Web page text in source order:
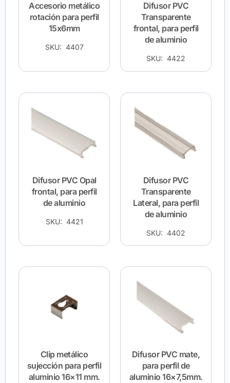
Accesorio metálico
rotación para perfil
15x6mm
SKU: 4407
Difusor PVC
Transparente
frontal, para perfil
de aluminio
SKU: 4422
Difusor PVC Opal
frontal, para perfil
de aluminio
SKU: 4421
Difusor PVC
Transparente
Lateral, para perfil
de aluminio
SKU: 4402
Clip metálico
sujección para perfil
aluminio 16×11 mm.
Difusor PVC mate,
para perfil de
aluminio 16×7,5mm.